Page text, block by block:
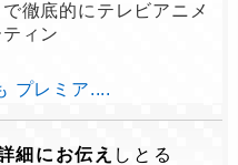
徹底的にテレビアニメ
ィン
プレミア....
細にお伝え しとる